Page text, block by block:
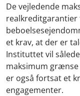
De vejledende
realkreditgarantier
et krav, at der er
Instituttet vil
maksimum
er også fortsat et
engagementer.